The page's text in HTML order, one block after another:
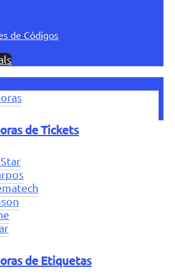
de Códigos
de Tickets
de Etiquetas